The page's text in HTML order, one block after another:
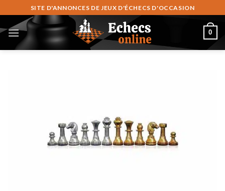
til
indhold
SITE D'ANNONCES DE JEUX D'ÉCHECS D'OCCASION
0